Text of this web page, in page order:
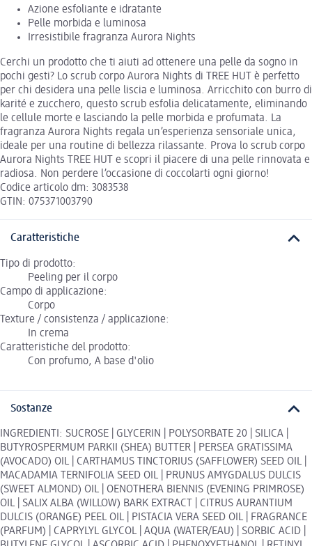
Azione esfoliante e idratante
Pelle morbida e luminosa
Irresistibile fragranza Aurora Nights
Cerchi un prodotto che ti aiuti ad ottenere una pelle da sogno in
pochi gesti? Lo scrub corpo Aurora Nights di TREE HUT è perfetto
per chi desidera una pelle liscia e luminosa. Arricchito con burro di
karité e zucchero, questo scrub esfolia delicatamente, eliminando
le cellule morte e lasciando la pelle morbida e profumata. La
fragranza Aurora Nights regala un’esperienza sensoriale unica,
ideale per una routine di bellezza rilassante. Prova lo scrub corpo
Aurora Nights TREE HUT e scopri il piacere di una pelle rinnovata e
radiosa. Non perdere l’occasione di coccolarti ogni giorno!
Codice articolo dm: 3083538
GTIN: 075371003790
Caratteristiche
Tipo di prodotto:
Peeling per il corpo
Campo di applicazione:
Corpo
Texture / consistenza / applicazione:
In crema
Caratteristiche del prodotto:
Con profumo, A base d'olio
Sostanze
INGREDIENTI: SUCROSE | GLYCERIN | POLYSORBATE 20 | SILICA |
BUTYROSPERMUM PARKII (SHEA) BUTTER | PERSEA GRATISSIMA
(AVOCADO) OIL | CARTHAMUS TINCTORIUS (SAFFLOWER) SEED OIL |
MACADAMIA TERNIFOLIA SEED OIL | PRUNUS AMYGDALUS DULCIS
(SWEET ALMOND) OIL | OENOTHERA BIENNIS (EVENING PRIMROSE)
OIL | SALIX ALBA (WILLOW) BARK EXTRACT | CITRUS AURANTIUM
DULCIS (ORANGE) PEEL OIL | PISTACIA VERA SEED OIL | FRAGRANCE
(PARFUM) | CAPRYLYL GLYCOL | AQUA (WATER/EAU) | SORBIC ACID |